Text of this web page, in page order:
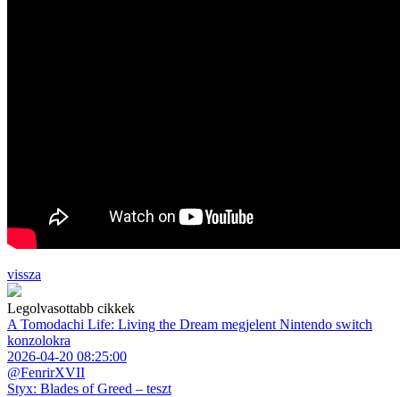
vissza
Legolvasottabb cikkek
A Tomodachi Life: Living the Dream megjelent Nintendo switch
konzolokra
2026-04-20 08:25:00
@FenrirXVII
Styx: Blades of Greed – teszt